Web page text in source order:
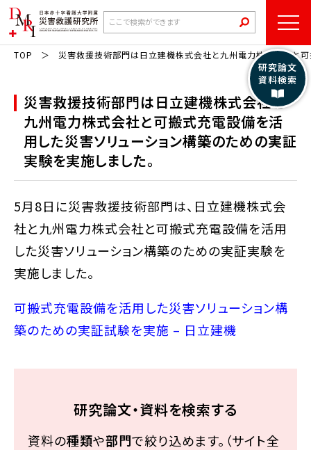
TOP 災害救援技術部門は日立建機株式会社と九州電力株式会社と可
災害救援技術部門は日立建機株式会社と
九州電力株式会社と可搬式充電設備を活
用した災害ソリューション構築のための実証
実験を実施しました。
5月8日に災害救援技術部門は、日立建機株式会
社と九州電力株式会社と可搬式充電設備を活用
した災害ソリューション構築のための実証実験を
実施しました。
可搬式充電設備を活用した災害ソリューション構
築のための実証試験を実施 – 日立建機
研究論文・資料を検索する
資料の種類や部門で絞り込めます。（サイト全
研究論文
資料検索